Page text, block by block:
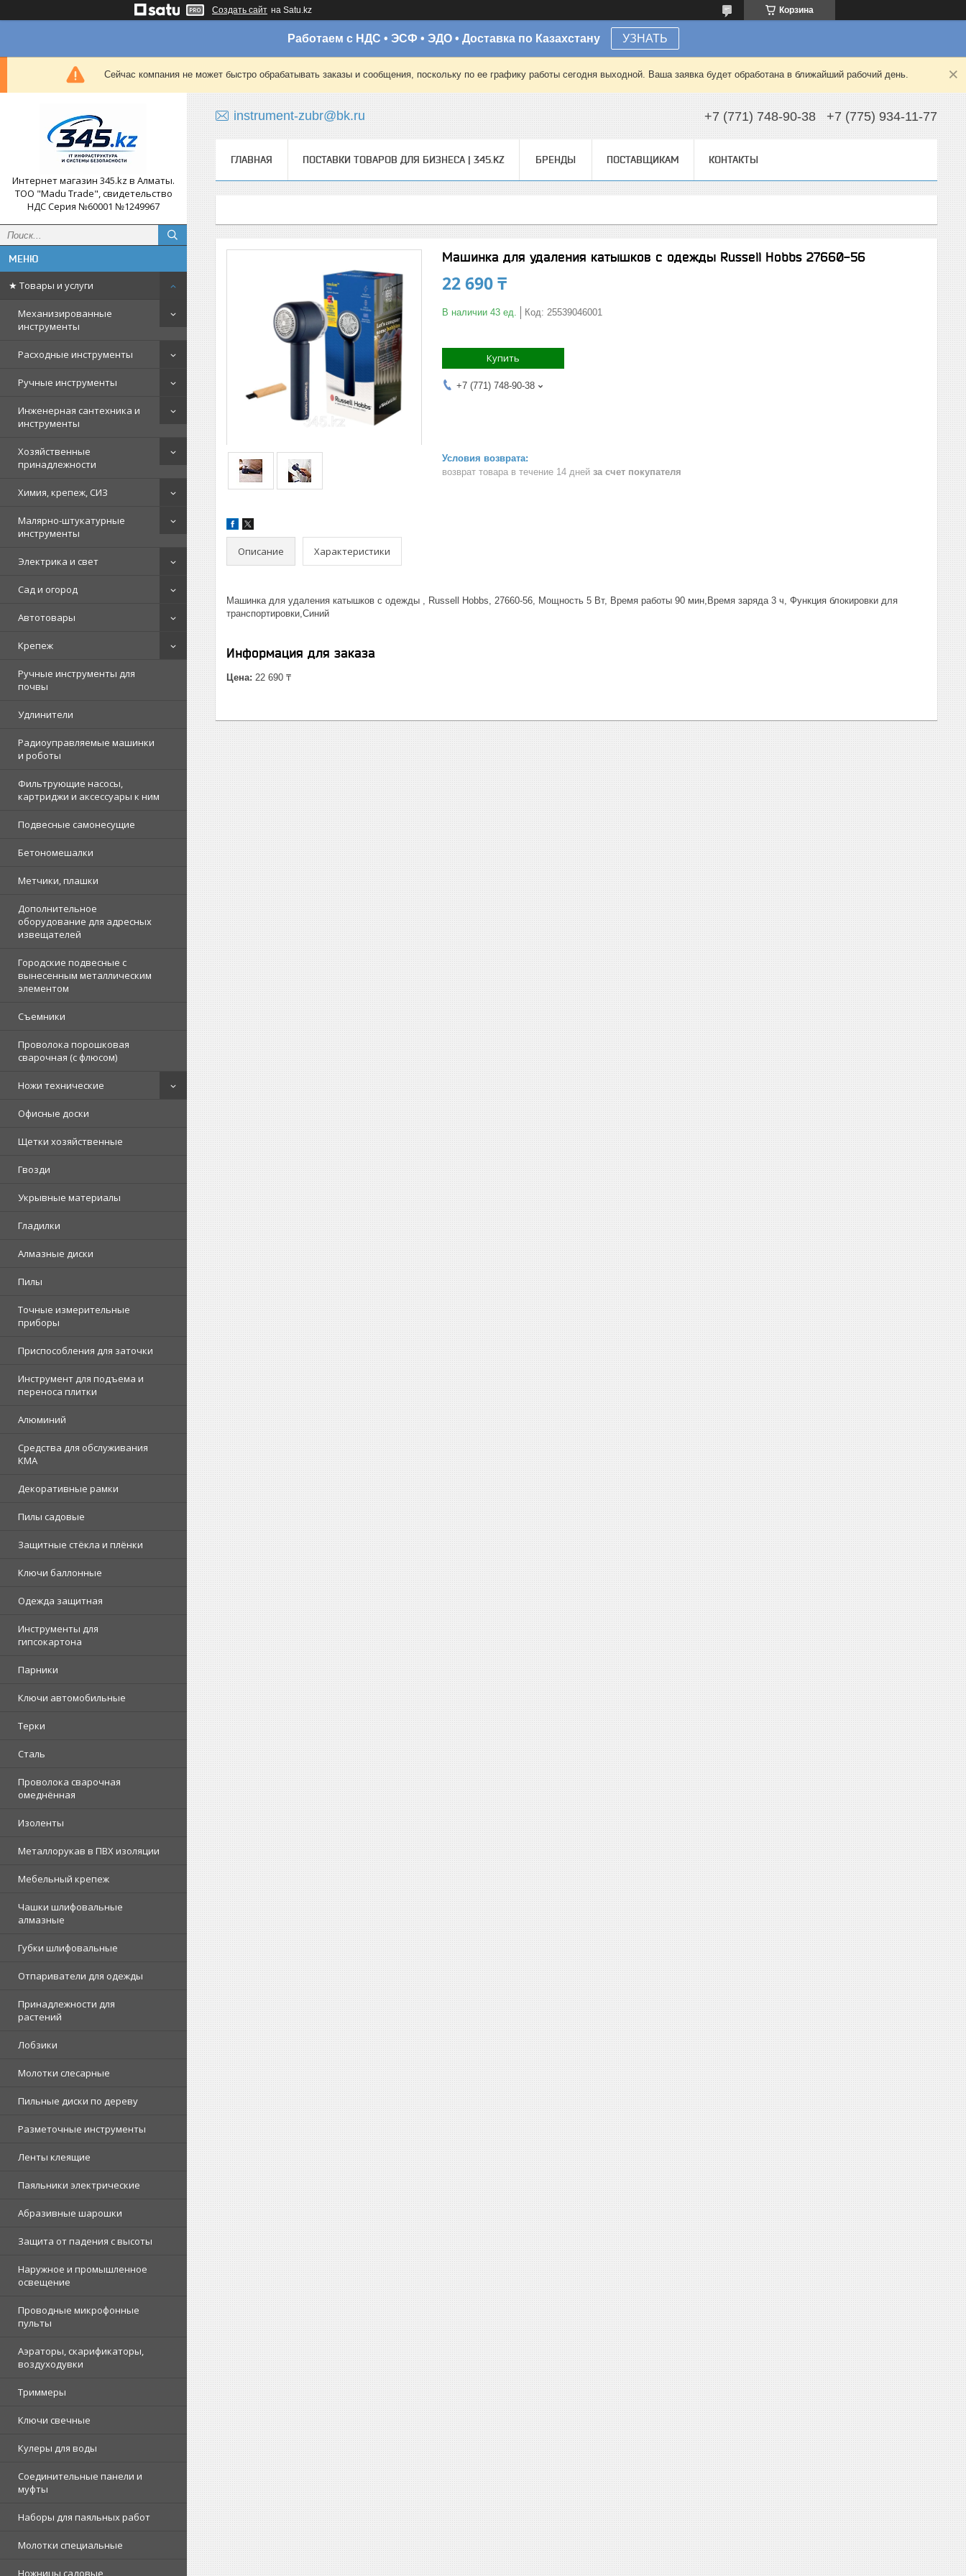
Создать сайт на Satu.kz Корзина
Работаем с НДС • ЭСФ • ЭДО • Доставка по Казахстану УЗНАТЬ
Сейчас компания не может быстро обрабатывать заказы и сообщения, поскольку по ее графику работы сегодня выходной. Ваша заявка будет обработана в ближайший рабочий день.
Интернет магазин 345.kz в Алматы.
ТОО "Madu Trade", свидетельство
НДС Серия №60001 №1249967
★ Товары и услуги
Механизированные
инструменты
Расходные инструменты
Ручные инструменты
Инженерная сантехника и
инструменты
Хозяйственные
принадлежности
Химия, крепеж, СИЗ
Малярно-штукатурные
инструменты
Электрика и свет
Сад и огород
Автотовары
Крепеж
Ручные инструменты для
почвы
Удлинители
Радиоуправляемые машинки
и роботы
Фильтрующие насосы,
картриджи и аксессуары к ним
Подвесные самонесущие
Бетономешалки
Метчики, плашки
Дополнительное
оборудование для адресных
извещателей
Городские подвесные с
вынесенным металлическим
элементом
Съемники
Проволока порошковая
сварочная (с флюсом)
Ножи технические
Офисные доски
Щетки хозяйственные
Гвозди
Укрывные материалы
Гладилки
Алмазные диски
Пилы
Точные измерительные
приборы
Приспособления для заточки
Инструмент для подъема и
переноса плитки
Алюминий
Средства для обслуживания
КМА
Декоративные рамки
Пилы садовые
Защитные стёкла и плёнки
Ключи баллонные
Одежда защитная
Инструменты для
гипсокартона
Парники
Ключи автомобильные
Терки
Сталь
Проволока сварочная
омеднённая
Изоленты
Металлорукав в ПВХ изоляции
Мебельный крепеж
Чашки шлифовальные
алмазные
Губки шлифовальные
Отпариватели для одежды
Принадлежности для
растений
Лобзики
Молотки слесарные
Пильные диски по дереву
Разметочные инструменты
Ленты клеящие
Паяльники электрические
Абразивные шарошки
Защита от падения с высоты
Наружное и промышленное
освещение
Проводные микрофонные
пульты
Аэраторы, скарификаторы,
воздуходувки
Триммеры
Ключи свечные
Кулеры для воды
Соединительные панели и
муфты
Наборы для паяльных работ
Молотки специальные
Ножницы садовые
instrument-zubr@bk.ru +7 (771) 748-90-38 +7 (775) 934-11-77
ГЛАВНАЯ ПОСТАВКИ ТОВАРОВ ДЛЯ БИЗНЕСА | 345.KZ БРЕНДЫ ПОСТАВЩИКАМ КОНТАКТЫ
Машинка для удаления катышков с одежды Russell Hobbs 27660-56
22 690 ₸
В наличии 43 ед. Код: 25539046001
Купить
+7 (771) 748-90-38
возврат товара в течение 14 дней за счет покупателя
Описание Характеристики
Машинка для удаления катышков с одежды , Russell Hobbs, 27660-56, Мощность 5 Вт, Время работы 90 мин,Время заряда 3 ч, Функция блокировки для
транспортировки,Синий
Информация для заказа
Цена: 22 690 ₸